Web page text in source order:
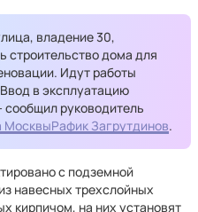
владение 30,
строительство дома для
Идут работы
в эксплуатацию
сообщил руководитель
МосквыРафик Загрутдинов.
с подземной
навесных трехслойных
кирпичом, на них установят